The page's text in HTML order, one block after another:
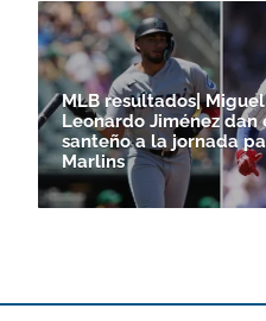
MLB resultados|
Leonardo Jiménez dan
santeño a la jornada
Marlins